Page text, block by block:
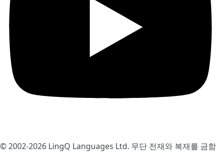
© 2002-2026 LingQ Languages Ltd. 무단 전재와 복재를 금함